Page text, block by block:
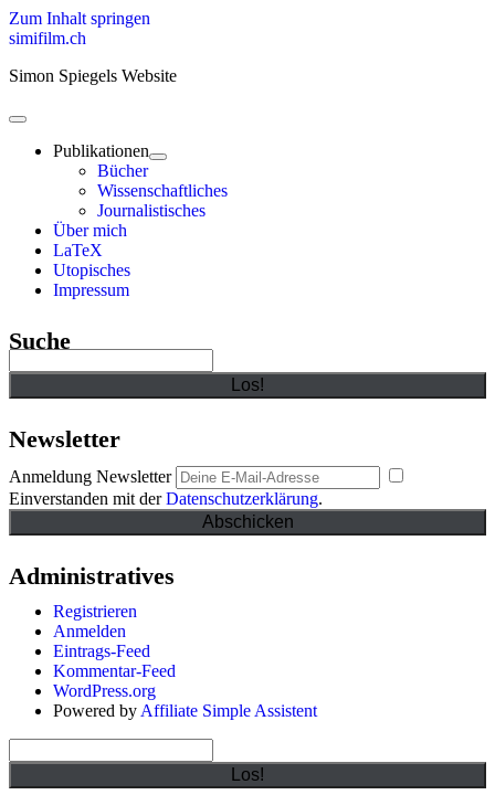
Zum Inhalt springen
simifilm.ch
Simon Spiegels Website
open
primary
menu Publikationen
open
child
menu
Bücher
Wissenschaftliches
Journalistisches
Über mich
LaTeX
Utopisches
Impressum
Sidebar
Suche
Newsletter
Anmeldung Newsletter
Einverstanden mit derDatenschutzerklärung.
Administratives
Registrieren
Anmelden
Eintrags-Feed
Kommentar-Feed
WordPress.org
Powered by Affiliate Simple Assistent